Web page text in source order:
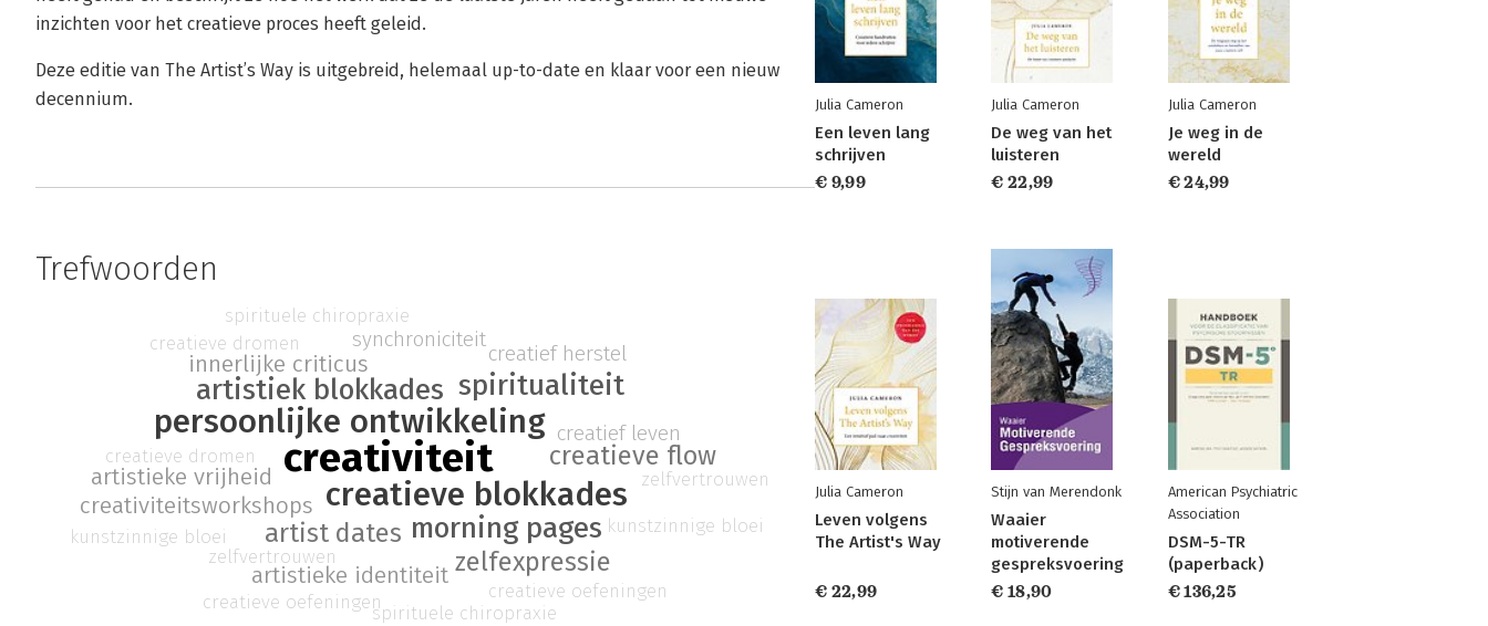
inzichten voor het creatieve proces heeft geleid.
Deze editie van The Artist’s Way is uitgebreid, helemaal up-to-date en klaar voor een nieuw
decennium.
Trefwoorden
creativiteit
creatieve blokkades
persoonlijke ontwikkeling
morning pages
artistiek blokkades spiritualiteit
artist dates
creatieve flow
zelfexpressie
artistieke identiteit
creativiteitsworkshops
artistieke vrijheid
innerlijke criticus
synchroniciteit
creatief leven
creatief herstel
creatieve oefeningen
zelfvertrouwen
kunstzinnige bloei
creatieve dromen
spirituele chiropraxie
creatieve oefeningen
zelfvertrouwen
kunstzinnige bloei
creatieve dromen
spirituele chiropraxie
Julia Cameron
Een leven lang
schrijven
€ 9,99
Julia Cameron
De weg van het
luisteren
€ 22,99
Julia Cameron
Je weg in de
wereld
€ 24,99
Julia Cameron
Leven volgens
The Artist's Way
€ 22,99
Stijn van Merendonk
Waaier
motiverende
gespreksvoering
€ 18,90
American Psychiatric
Association
DSM-5-TR
(paperback)
€ 136,25